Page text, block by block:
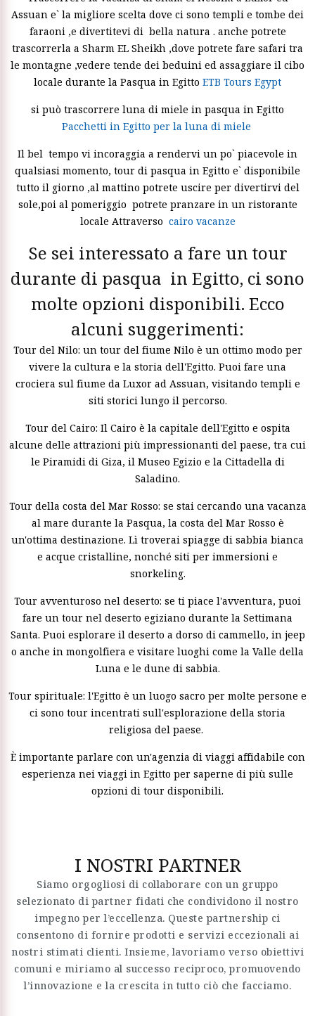
Assuan e` la migliore scelta dove ci sono templi e tombe dei
faraoni ,e divertitevi di bella natura . anche potrete
trascorrerla a Sharm EL Sheikh ,dove potrete fare safari tra
le montagne ,vedere tende dei beduini ed assaggiare il cibo
locale durante la Pasqua in Egitto ETB Tours Egypt
si può trascorrere luna di miele in pasqua in Egitto
Pacchetti in Egitto per la luna di miele
Il bel tempo vi incoraggia a rendervi un po` piacevole in
qualsiasi momento, tour di pasqua in Egitto e` disponibile
tutto il giorno ,al mattino potrete uscire per divertirvi del
sole,poi al pomeriggio potrete pranzare in un ristorante
locale Attraverso cairo vacanze
Se sei interessato a fare un tour
durante di pasqua in Egitto, ci sono
molte opzioni disponibili. Ecco
alcuni suggerimenti:
Tour del Nilo: un tour del fiume Nilo è un ottimo modo per
vivere la cultura e la storia dell'Egitto. Puoi fare una
crociera sul fiume da Luxor ad Assuan, visitando templi e
siti storici lungo il percorso.
Tour del Cairo: Il Cairo è la capitale dell'Egitto e ospita
alcune delle attrazioni più impressionanti del paese, tra cui
le Piramidi di Giza, il Museo Egizio e la Cittadella di
Saladino.
Tour della costa del Mar Rosso: se stai cercando una vacanza
al mare durante la Pasqua, la costa del Mar Rosso è
un'ottima destinazione. Lì troverai spiagge di sabbia bianca
e acque cristalline, nonché siti per immersioni e
snorkeling.
Tour avventuroso nel deserto: se ti piace l'avventura, puoi
fare un tour nel deserto egiziano durante la Settimana
Santa. Puoi esplorare il deserto a dorso di cammello, in jeep
o anche in mongolfiera e visitare luoghi come la Valle della
Luna e le dune di sabbia.
Tour spirituale: l'Egitto è un luogo sacro per molte persone e
ci sono tour incentrati sull'esplorazione della storia
religiosa del paese.
È importante parlare con un'agenzia di viaggi affidabile con
esperienza nei viaggi in Egitto per saperne di più sulle
opzioni di tour disponibili.
I NOSTRI PARTNER
Siamo orgogliosi di collaborare con un gruppo
selezionato di partner fidati che condividono il nostro
impegno per l’eccellenza. Queste partnership ci
consentono di fornire prodotti e servizi eccezionali ai
nostri stimati clienti. Insieme, lavoriamo verso obiettivi
comuni e miriamo al successo reciproco, promuovendo
l’innovazione e la crescita in tutto ciò che facciamo.